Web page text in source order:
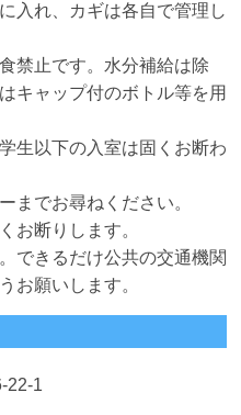
入れ、カギは各自で管理し
禁止です。水分補給は除
キャップ付のボトル等を用
生以下の入室は固くお断わ
までお尋ねください。
お断りします。
できるだけ公共の交通機関
お願いします。
22-1